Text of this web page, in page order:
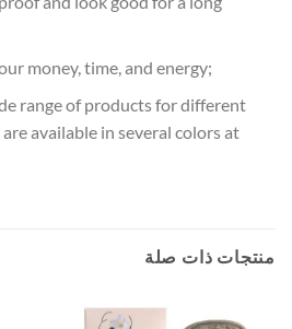
money, time, and energy;
range of products for different
available in several colors at
منتجات ذات صلة